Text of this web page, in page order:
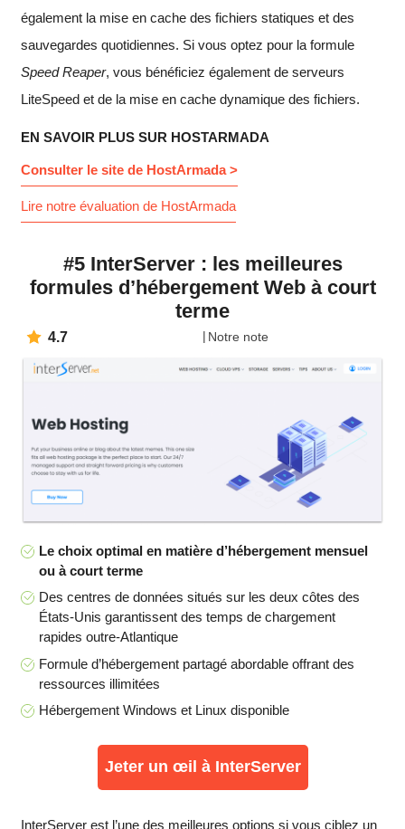
également la mise en cache des fichiers statiques et des
sauvegardes quotidiennes. Si vous optez pour la formule
Speed Reaper, vous bénéficiez également de serveurs
LiteSpeed et de la mise en cache dynamique des fichiers.
EN SAVOIR PLUS SUR HOSTARMADA
Consulter le site de HostArmada >
Lire notre évaluation de HostArmada
#5 InterServer : les meilleures
formules d’hébergement Web à court
terme
4.7 Notre note
Le choix optimal en matière d’hébergement mensuel
ou à court terme
Des centres de données situés sur les deux côtes des
États-Unis garantissent des temps de chargement
rapides outre-Atlantique
Formule d’hébergement partagé abordable offrant des
ressources illimitées
Hébergement Windows et Linux disponible
Jeter un œil à InterServer
InterServer est l’une des meilleures options si vous ciblez un